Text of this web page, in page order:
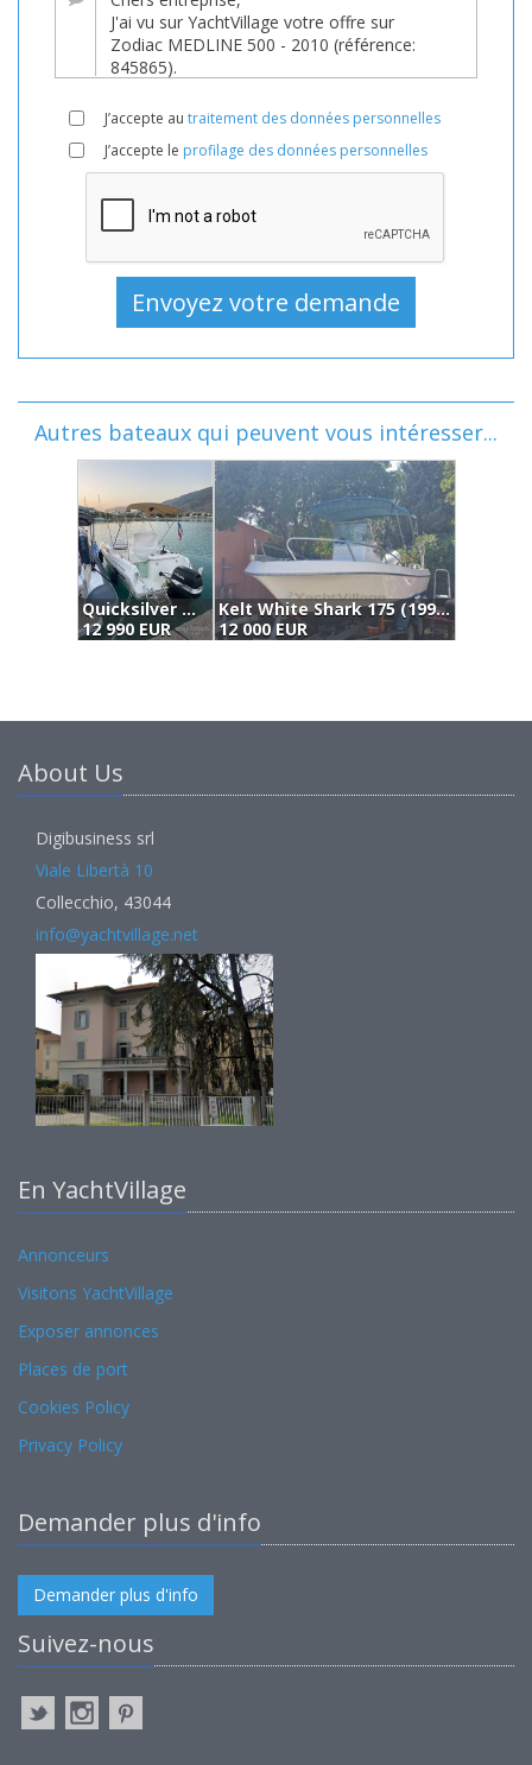
J’accepte au traitement des données personnelles
J’accepte le profilage des données personnelles
Autres bateaux qui peuvent vous intéresser...
Quicksilver Modell (2001)
12 990 EUR
Kelt White Shark 175 (1996)
12 000 EUR
About Us
Digibusiness srl
Viale Libertà 10
Collecchio, 43044
info@yachtvillage.net
En YachtVillage
Annonceurs
Visitons YachtVillage
Exposer annonces
Places de port
Cookies Policy
Privacy Policy
Demander plus d'info
Demander plus d'info
Suivez-nous